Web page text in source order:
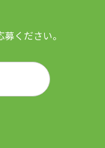
ください。